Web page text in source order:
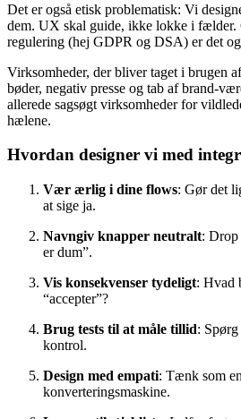
Det er også etisk problematisk: Vi
dem. UX skal guide, ikke lokke i fælder.
regulering (hej GDPR og DSA) er det
Virksomheder, der bliver taget i brugen
bøder, negativ presse og tab af brand-
allerede sagsøgt virksomheder for
hælene.
Hvordan designer vi med
Vær ærlig i dine flows: Gør det
at sige ja.
Navngiv knapper neutralt:
er dum”.
Vis konsekvenser tydeligt: Hvad
“accepter”?
Brug tests til at måle tillid:
kontrol.
Design med empati: Tænk som
konverteringsmaskine.